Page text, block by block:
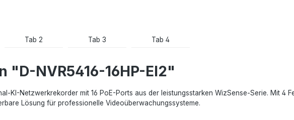
Tab 2 Tab 3 Tab 4
NVR5416-16HP-EI2"
KI-Netzwerkrekorder mit 16 PoE-Ports aus der leistungsstarken WizSense-Serie. Mit
Lösung für professionelle Videoüberwachungssysteme.